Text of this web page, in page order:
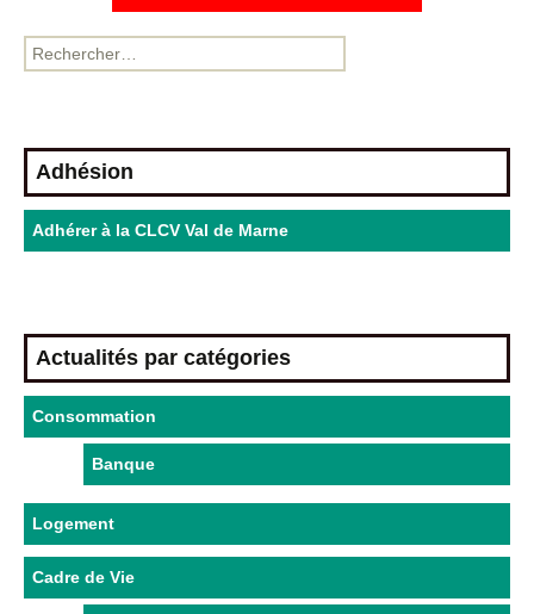
Adhésion
Adhérer à la CLCV Val de Marne
Actualités par catégories
Consommation
Banque
Logement
Cadre de Vie